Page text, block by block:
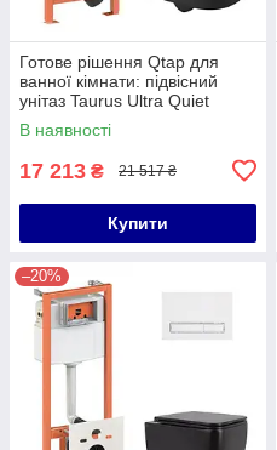
Готове рішення Qtap для
ванної кімнати: підвісний
унітаз Taurus Ultra Quiet
490x360x380 + комплект
інсталяції Nest 4 в 1 (лінійна
В наявності
17 213 ₴ 21 517 ₴
Купити
–20%